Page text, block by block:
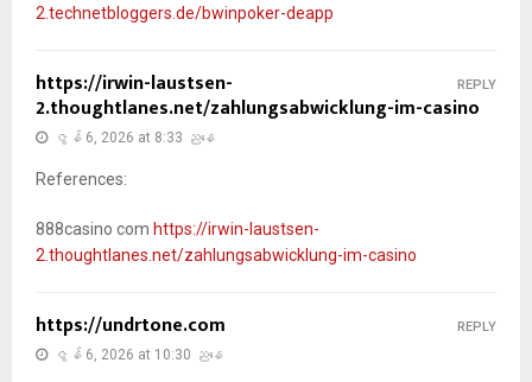
2.technetbloggers.de/bwinpoker-deapp
https://irwin-laustsen-
2.thoughtlanes.net/zahlungsabwicklung-im-casino
ဇွန် 6, 2026 at 8:33 ညနေ
References:
888casino com https://irwin-laustsen-
2.thoughtlanes.net/zahlungsabwicklung-im-casino
REPLY
https://undrtone.com
ဇွန် 6, 2026 at 10:30 ညနေ
REPLY